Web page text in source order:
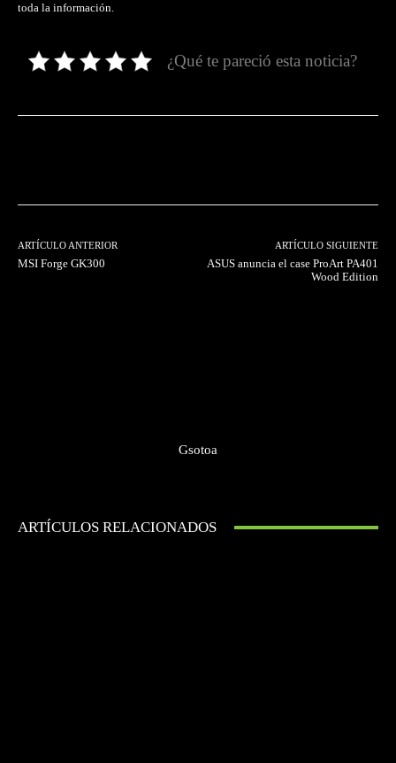
toda la información.
¿Qué te pareció esta noticia?
ARTÍCULO ANTERIOR
MSI Forge GK300
ARTÍCULO SIGUIENTE
ASUS anuncia el case ProArt PA401
Wood Edition
Gsotoa
ARTÍCULOS RELACIONADOS